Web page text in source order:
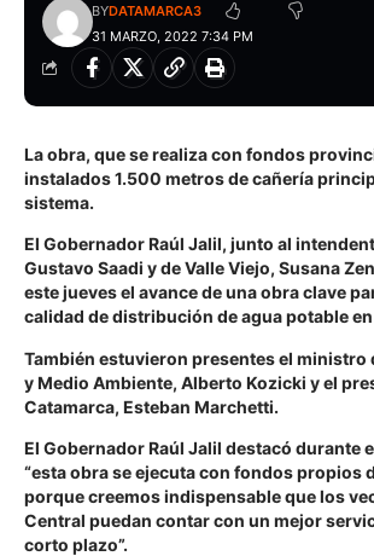
31 MARZO, 2022 7:34 PM
BYDATAMARCA3
La obra, que se realiza con fondos
instalados 1.500 metros de cañería
sistema.
El Gobernador Raúl Jalil, junto al
Gustavo Saadi y de Valle Viejo, Susana
este jueves el avance de una obra clave
calidad de distribución de agua potable
También estuvieron presentes el ministro
y Medio Ambiente, Alberto Kozicki y el
Catamarca, Esteban Marchetti.
El Gobernador Raúl Jalil destacó durante
“esta obra se ejecuta con fondos propios
porque creemos indispensable que los
Central puedan contar con un mejor
corto plazo”.